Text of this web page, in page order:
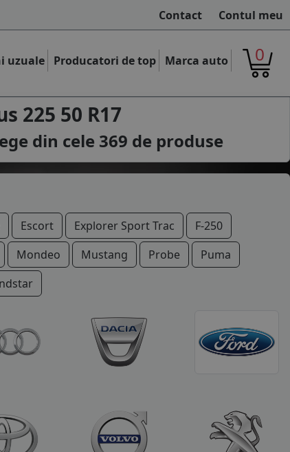
Contact Contul meu
uzuale Producatori de top Marca auto 0
225 50 R17
din cele 369 de produse
Escort Explorer Sport Trac
F-250
Mondeo Mustang Probe
Puma